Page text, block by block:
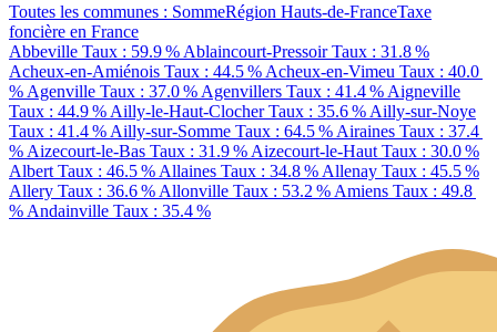
Toutes les communes : SommeRégion Hauts-de-FranceTaxe
foncière en France
Abbeville Taux : 59.9 % Ablaincourt-PressoirTaux : 31.8 %
Acheux-en-Amiénois Taux : 44.5 % Acheux-en-Vimeu Taux : 40.0
% Agenville Taux : 37.0 % Agenvillers Taux : 41.4 % Aigneville
Taux : 44.9 % Ailly-le-Haut-ClocherTaux : 35.6 % Ailly-sur-Noye
Taux : 41.4 % Ailly-sur-Somme Taux : 64.5 % Airaines Taux : 37.4
% Aizecourt-le-Bas Taux : 31.9 % Aizecourt-le-Haut Taux : 30.0 %
Albert Taux : 46.5 % Allaines Taux : 34.8 % Allenay Taux : 45.5 %
Allery Taux : 36.6 % Allonville Taux : 53.2 % Amiens Taux : 49.8
% Andainville Taux : 35.4 %